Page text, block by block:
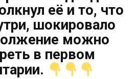
её и то, что
шокировало
можно
в первом